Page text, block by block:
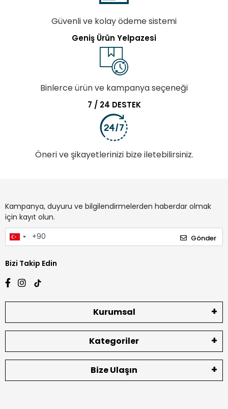
Güvenli ve kolay ödeme sistemi
Geniş Ürün Yelpazesi
Binlerce ürün ve kampanya seçeneği
7 / 24 DESTEK
Öneri ve şikayetlerinizi bize iletebilirsiniz.
Kampanya, duyuru ve bilgilendirmelerden haberdar olmak
için kayıt olun.
Gönder
Bizi Takip Edin
Kurumsal
Kategoriler
Bize Ulaşın